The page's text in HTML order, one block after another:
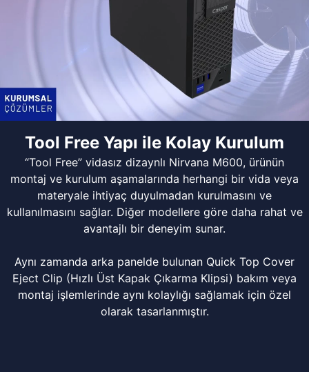
Tool Free Yapı ile Kolay Kurulum
“Tool Free” vidasız dizaynlı Nirvana M600, ürünün
montaj ve kurulum aşamalarında herhangi bir vida veya
materyale ihtiyaç duyulmadan kurulmasını ve
kullanılmasını sağlar. Diğer modellere göre daha rahat ve
avantajlı bir deneyim sunar.
Aynı zamanda arka panelde bulunan Quick Top Cover
Eject Clip (Hızlı Üst Kapak Çıkarma Klipsi) bakım veya
montaj işlemlerinde aynı kolaylığı sağlamak için özel
olarak tasarlanmıştır.